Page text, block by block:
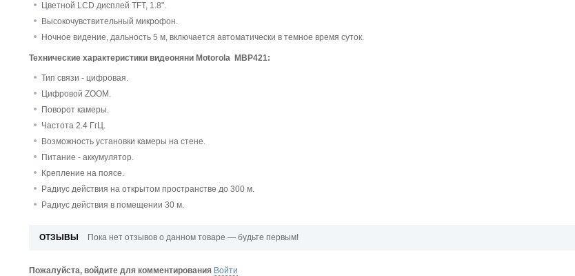
Цветной LCD дисплей TFT, 1.8".
Высокочувствительный микрофон.
Ночное видение, дальность 5 м, включается автоматически в темное время суток.
Технические характеристики видеоняни Motorola MBP421:
Тип связи - цифровая.
Цифровой ZOOM.
Поворот камеры.
Частота 2.4 ГгЦ.
Возможность установки камеры на стене.
Питание - аккумулятор.
Крепление на поясе.
Радиус действия на открытом пространстве до 300 м.
Радиус действия в помещении 30 м.
ОТЗЫВЫ Пока нет отзывов о данном товаре — будьте первым!
Пожалуйста, войдите для комментирования Войти